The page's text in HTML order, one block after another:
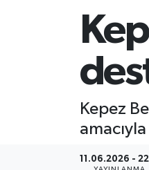
Kepez
11.06.2026 -
Haber Arşivi